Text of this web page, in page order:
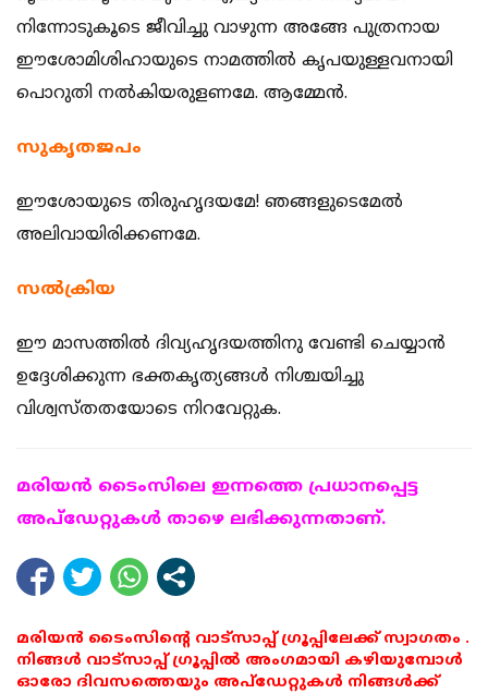
നിന്നോടുകൂടെ ജീവിച്ചു വാഴുന്ന അങ്ങേ പുത്രനായ
ഈശോമിശിഹായുടെ നാമത്തില്‍ കൃപയുള്ളവനായി
പൊറുതി നല്‍കിയരുളണമേ. ആമ്മേന്‍.
സുകൃതജപം
ഈശോയുടെ തിരുഹൃദയമേ! ഞങ്ങളുടെമേല്‍
അലിവായിരിക്കണമേ.
സല്‍ക്രിയ
ഈ മാസത്തില്‍ ദിവ്യഹൃദയത്തിനു വേണ്ടി ചെയ്യാന്‍
ഉദ്ദേശിക്കുന്ന ഭക്തകൃത്യങ്ങള്‍ നിശ്ചയിച്ചു
വിശ്വസ്തതയോടെ നിറവേറ്റുക.
മരിയന്‍ ടൈംസിലെ ഇന്നത്തെ പ്രധാനപ്പെട്ട
അപ്ഡേറ്റുകള്‍ താഴെ ലഭിക്കുന്നതാണ്.
മരിയൻ ടൈംസിന്റെ വാട്സാപ്പ് ഗ്രൂപ്പിലേക്ക് സ്വാഗതം .
നിങ്ങൾ വാട്സാപ്പ് ഗ്രൂപ്പിൽ അംഗമായി കഴിയുമ്പോൾ
ഓരോ ദിവസത്തെയും അപ്ഡേറ്റുകൾ നിങ്ങൾക്ക്